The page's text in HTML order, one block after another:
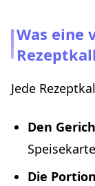
Was eine
Jede
Den
Die